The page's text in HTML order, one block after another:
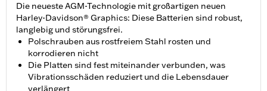
Die neueste AGM-Technologie mit großartigen neuen
Harley-Davidson® Graphics: Diese Batterien sind robust,
langlebig und störungsfrei.
Polschrauben aus rostfreiem Stahl rosten und
korrodieren nicht
Die Platten sind fest miteinander verbunden, was
Vibrationsschäden reduziert und die Lebensdauer
verlängert